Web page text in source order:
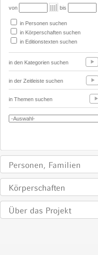
von bis
in Personen suchen
in Körperschaften suchen
in Editionstexten suchen
in den Kategorien suchen
in der Zeitleiste suchen
in Themen suchen